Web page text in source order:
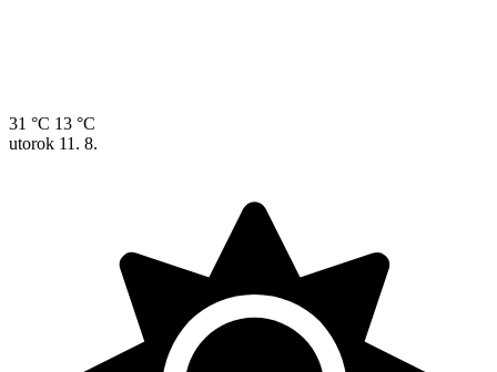
31 °C 13 °C
utorok 11. 8.